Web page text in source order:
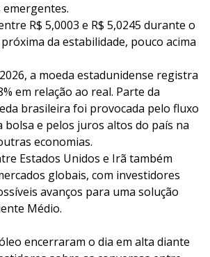
emergentes.
R$ 5,0003 e R$ 5,0245 durante o
da estabilidade, pouco acima
a moeda estadunidense registra
em relação ao real. Parte da
brasileira foi provocada pelo fluxo
bolsa e pelos juros altos do país na
economias.
Estados Unidos e Irã também
globais, com investidores
avanços para uma solução
Médio.
encerraram o dia em alta diante